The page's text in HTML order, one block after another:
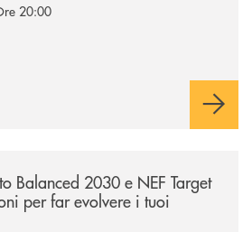
20:00
Balanced 2030 e NEF Target
per far evolvere i tuoi